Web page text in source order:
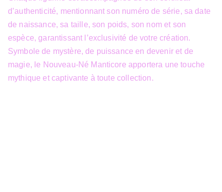
d’authenticité, mentionnant son numéro de série, sa date
de naissance, sa taille, son poids, son nom et son
espèce, garantissant l’exclusivité de votre création.
Symbole de mystère, de puissance en devenir et de
magie, le Nouveau-Né Manticore apportera une touche
mythique et captivante à toute collection.